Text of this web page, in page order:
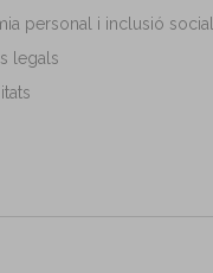
personal i inclusió social
legals